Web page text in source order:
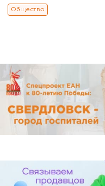
Общество